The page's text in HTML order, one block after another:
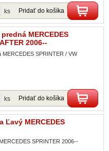
Pridať do košíka
ks
MERCEDES
2006--
SPRINTER / VW
Pridať do košíka
ks
Ľavý MERCEDES
SPRINTER 2006--